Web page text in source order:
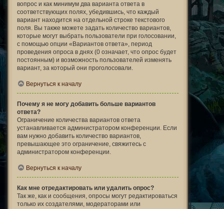
вопрос и как минимум два варианта ответа в
соответствующих полях, убедившись, что каждый
вариант находится на отдельной строке текстового
поля. Вы также можете задать количество вариантов,
которые могут выбрать пользователи при голосовании,
с помощью опции «Вариантов ответа», период
проведения опроса в днях (0 означает, что опрос будет
постоянным) и возможность пользователей изменять
вариант, за который они проголосовали.
Вернуться к началу
Почему я не могу добавить больше вариантов
ответа?
Ограничение количества вариантов ответа
устанавливается администратором конференции. Если
вам нужно добавить количество вариантов,
превышающее это ограничение, свяжитесь с
администратором конференции.
Вернуться к началу
Как мне отредактировать или удалить опрос?
Так же, как и сообщения, опросы могут редактироваться
только их создателями, модераторами или